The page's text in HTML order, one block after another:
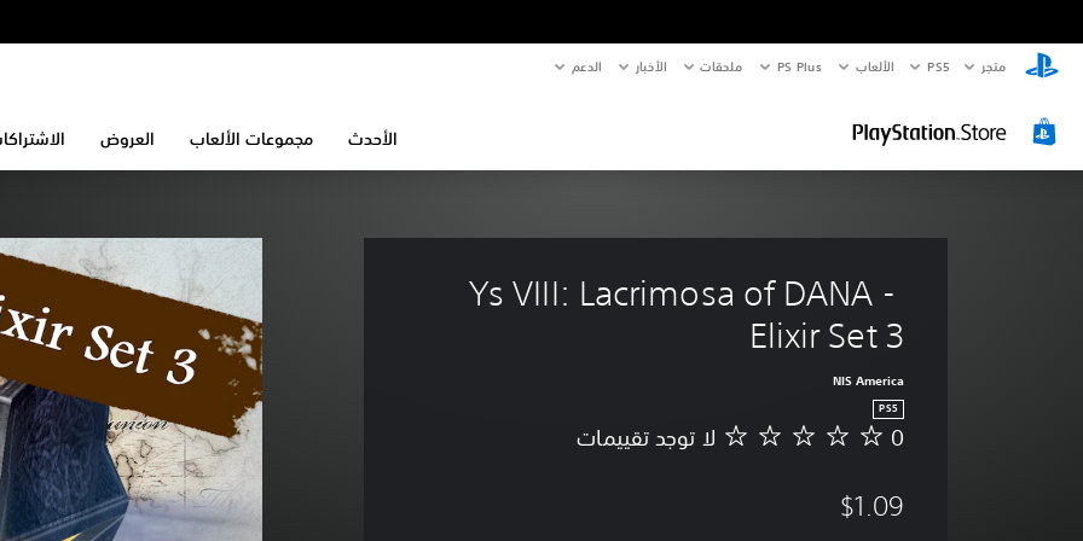
متجر PS5‏ الألعاب PS Plus ملحقات الأخبار الدعم
الأحدث مجموعات الألعاب العروض
Ys VIII: Lacrimosa of DANA -
Elixir Set 3
NIS America
PS5
ل
و
0 لا توجد تقييمات
$1.09